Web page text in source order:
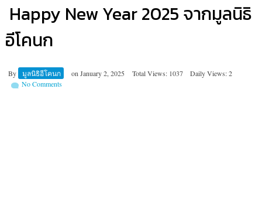
Happy New Year 2025 จากมูลนิธิ
อีโคนก
By มูลนิธิอีโคนก on January 2, 2025 Total Views: 1037
Daily Views: 2
No Comments